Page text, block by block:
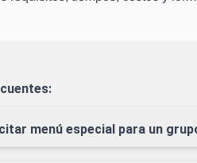
menú especial para un